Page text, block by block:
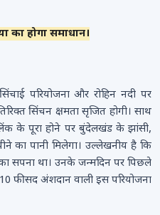
का होगा समाधान।
परियोजना और रोहिन नदी पर
सिंचन क्षमता सृजित होगी। साथ
के पूरा होने पर बुंदेलखंड के झांसी,
का पानी मिलेगा। उल्लेखनीय है कि
का सपना था। उनके जन्मदिन पर पिछले
10 फीसद अंशदान वाली इस परियोजना